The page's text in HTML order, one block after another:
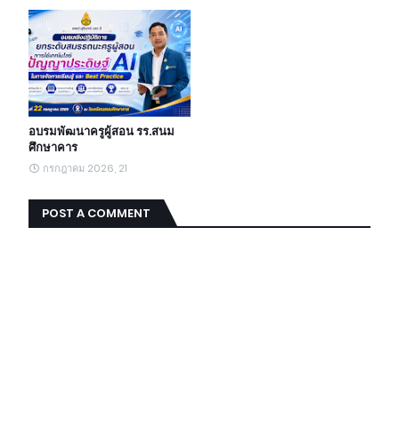
อบรมพัฒนาครูผู้สอน รร.สนม
ศึกษาคาร
กรกฎาคม 2026, 21
POST A COMMENT